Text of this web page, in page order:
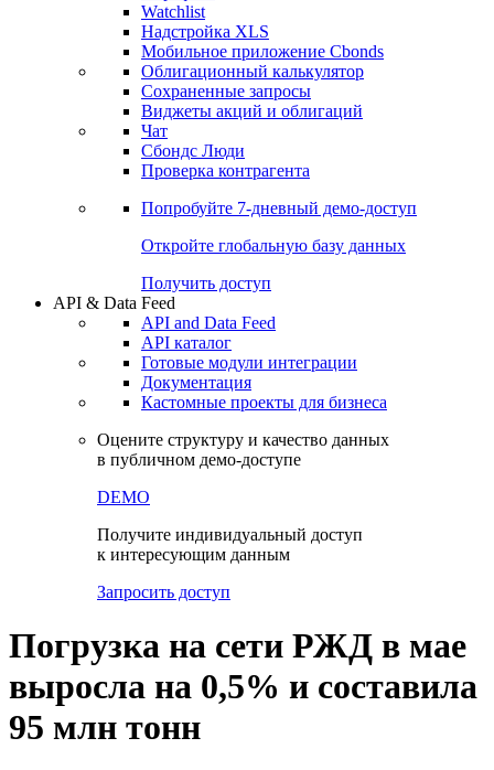
Watchlist
Надстройка XLS
Мобильное приложение Cbonds
Облигационный калькулятор
Сохраненные запросы
Виджеты акций и облигаций
Чат
Сбондс Люди
Проверка контрагента
Попробуйте 7-дневный демо-доступ
Откройте глобальную базу данных
Получить доступ
API & Data Feed
API and Data Feed
API каталог
Готовые модули интеграции
Документация
Кастомные проекты для бизнеса
Оцените структуру и качество данных
в публичном демо-доступе
DEMO
Получите индивидуальный доступ
к интересующим данным
Запросить доступ
Погрузка на сети РЖД в мае
выросла на 0,5% и составила
95 млн тонн